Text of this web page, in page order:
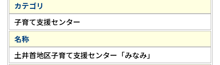
カテゴリ
子育て支援センター
名称
土井首地区子育て支援センター「みなみ」